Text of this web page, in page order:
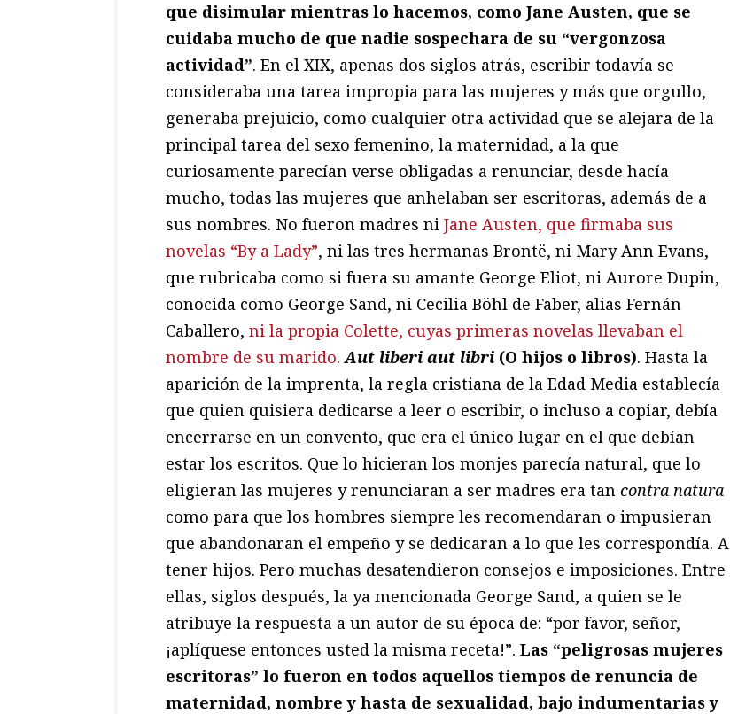
que disimular mientras lo hacemos, como Jane Austen, que se
cuidaba mucho de que nadie sospechara de su “vergonzosa
actividad”. En el XIX, apenas dos siglos atrás, escribir todavía se
consideraba una tarea impropia para las mujeres y más que orgullo,
generaba prejuicio, como cualquier otra actividad que se alejara de la
principal tarea del sexo femenino, la maternidad, a la que
curiosamente parecían verse obligadas a renunciar, desde hacía
mucho, todas las mujeres que anhelaban ser escritoras, además de a
sus nombres. No fueron madres ni Jane Austen, que firmaba sus
novelas “By a Lady”, ni las tres hermanas Brontë, ni Mary Ann Evans,
que rubricaba como si fuera su amante George Eliot, ni Aurore Dupin,
conocida como George Sand, ni Cecilia Böhl de Faber, alias Fernán
Caballero, ni la propia Colette, cuyas primeras novelas llevaban el
nombre de su marido.Aut liberi aut libri (O hijos o libros). Hasta la
aparición de la imprenta, la regla cristiana de la Edad Media establecía
que quien quisiera dedicarse a leer o escribir, o incluso a copiar, debía
encerrarse en un convento, que era el único lugar en el que debían
estar los escritos. Que lo hicieran los monjes parecía natural, que lo
eligieran las mujeres y renunciaran a ser madres era tan contra natura
como para que los hombres siempre les recomendaran o impusieran
que abandonaran el empeño y se dedicaran a lo que les correspondía. A
tener hijos. Pero muchas desatendieron consejos e imposiciones. Entre
ellas, siglos después, la ya mencionada George Sand, a quien se le
atribuye la respuesta a un autor de su época de: “por favor, señor,
¡aplíquese entonces usted la misma receta!”. Las “peligrosas mujeres
escritoras” lo fueron en todos aquellos tiempos de renuncia de
maternidad, nombre y hasta de sexualidad, bajo indumentarias y